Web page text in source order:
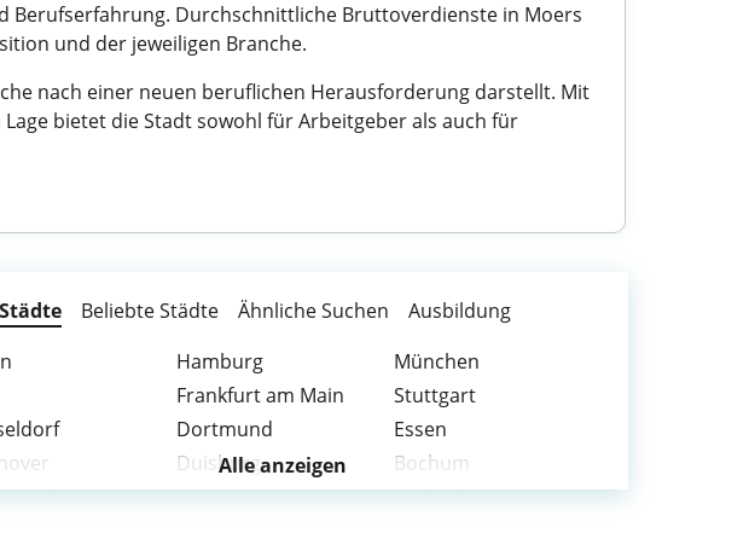
Berufserfahrung. Durchschnittliche Bruttoverdienste in Moers
und der jeweiligen Branche.
nach einer neuen beruflichen Herausforderung darstellt. Mit
bietet die Stadt sowohl für Arbeitgeber als auch für
Beliebte Städte Ähnliche Suchen
Ausbildung
Hamburg
München
Frankfurt am Main
Stuttgart
Dortmund
Essen
Duisburg
Bochum
Bonn
Karlsruhe
Alle anzeigen